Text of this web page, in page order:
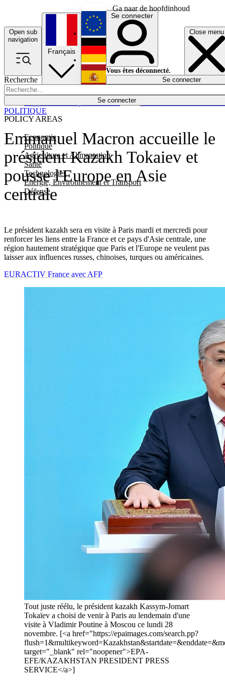
Ga naar de hoofdinhoud
Open sub
navigation
Close menu
Recherche
Se connecter
POLICY AREAS
Economie
Politique
Agriculture et Alimentation
Santé
Technologies
Energie, Environnement et Transport
Défense
Économie
Français
English
Deutsch
Español
Se connecter
Vous êtes déconnecté.
Se connecter
Emmanuel Macron accueille le
président Kazakh Tokaiev et
pousse l'Europe en Asie
centrale
Le président kazakh sera en visite à Paris mardi et mercredi pour
renforcer les liens entre la France et ce pays d'Asie centrale, une
région hautement stratégique que Paris et l'Europe ne veulent pas
laisser aux influences russes, chinoises, turques ou américaines.
POLITIQUE
EURACTIV France avec AFP
Tout juste réélu, le président kazakh Kassym-Jomart
Tokaïev a choisi de venir à Paris au lendemain d'une
visite à Vladimir Poutine à Moscou ce lundi 28
novembre. [<a href="https://epaimages.com/search.pp?
target="_blank" rel="noopener">EPA-
EFE/KAZAKHSTAN PRESIDENT PRESS
SERVICE</a>]